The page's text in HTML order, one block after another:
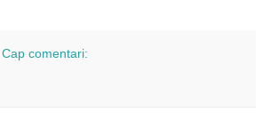
Cap comentari: